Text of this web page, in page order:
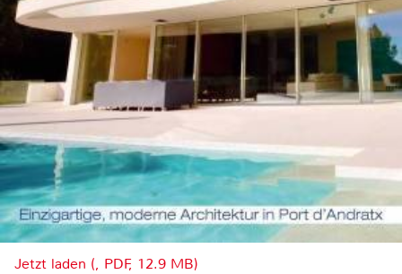
Jetzt laden (, PDF, 12.9 MB)